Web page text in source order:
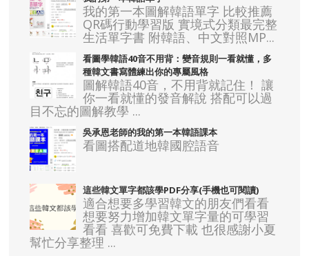
我的第一本圖解韓語單字 比較推薦
QR碼行動學習版 實境式分類最完整
生活單字書 附韓語、中文對照MP...
看圖學韓語40音不用背：變音規則一看就懂，多
種韓文書寫體練出你的專屬風格
圖解韓語40音，不用背就記住！ 讓
你一看就懂的發音解說 搭配可以過
目不忘的圖解教學 ...
吳承恩老師的我的第一本韓語課本
看圖搭配道地韓國腔語音
這些韓文單字都該學PDF分享(手機也可閱讀)
適合想要多學習韓文的朋友們看看
想要努力增加韓文單字量的可學習
看看 喜歡可免費下載 也很感謝小夏
幫忙分享整理 ...